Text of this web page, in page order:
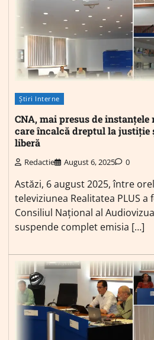
Știri Interne
CNA, mai presus de instanțele
care încalcă dreptul la justiție
liberă
Redactie August 6, 2025 0
Astăzi, 6 august 2025, între
televiziunea Realitatea PLUS
Consiliul Național al
suspende complet emisia […]